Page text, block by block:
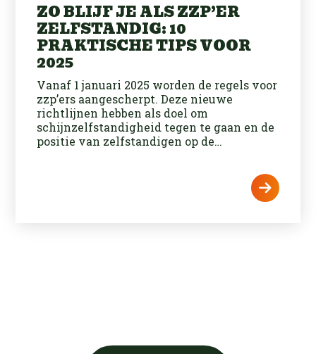
ZO BLIJF JE ALS ZZP’ER
ZELFSTANDIG: 10
PRAKTISCHE TIPS VOOR
2025
Vanaf 1 januari 2025 worden de regels voor
zzp’ers aangescherpt. Deze nieuwe
richtlijnen hebben als doel om
schijnzelfstandigheid tegen te gaan en de
positie van zelfstandigen op de
betekent dit voor jou als ondernemer? In
deze blog geven we je een overzicht van